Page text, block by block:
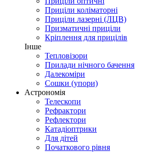
Приціли коліматорні
Приціли лазерні (ЛЦВ)
Призматичні приціли
Кріплення для прицілів
Інше
Тепловізори
Прилади нічного бачення
Далекоміри
Сошки (упори)
Астрономія
Телескопи
Рефрактори
Рефлектори
Катадіоптрики
Для дітей
Початкового рівня